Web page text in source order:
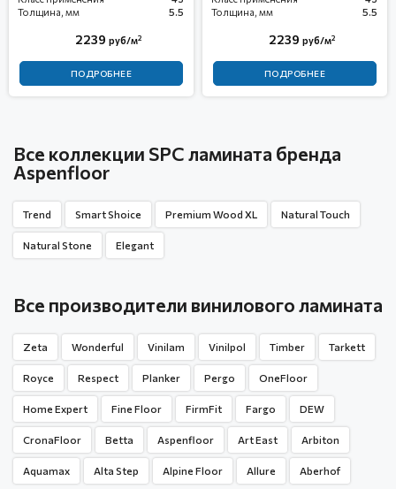
Толщина, мм
5.5
2239 руб/м2
ПОДРОБНЕЕ
Толщина, мм
5.5
2239 руб/м2
ПОДРОБНЕЕ
Все коллекции SPC ламината бренда
Aspenfloor
Trend Smart Shoice Premium Wood XL Natural Touch
Natural Stone Elegant
Все производители винилового ламината
Zeta Wonderful Vinilam Vinilpol Timber Tarkett
Royce Respect Planker Pergo OneFloor
Home Expert Fine Floor FirmFit Fargo DEW
CronaFloor Betta Aspenfloor Art East Arbiton
Aquamax Alta Step Alpine Floor Allure Aberhof